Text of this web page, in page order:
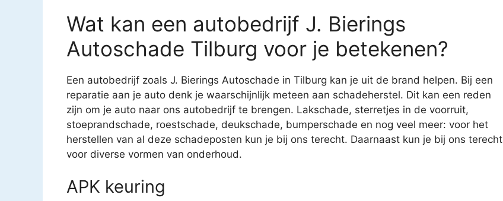
Wat kan een autobedrijf J. Bierings
Autoschade Tilburg voor je betekenen?
Een autobedrijf zoals J. Bierings Autoschade in Tilburg kan je uit de brand helpen. Bij een
reparatie aan je auto denk je waarschijnlijk meteen aan schadeherstel. Dit kan een reden
zijn om je auto naar ons autobedrijf te brengen. Lakschade, sterretjes in de voorruit,
stoeprandschade, roestschade, deukschade, bumperschade en nog veel meer: voor het
herstellen van al deze schadeposten kun je bij ons terecht. Daarnaast kun je bij ons terecht
voor diverse vormen van onderhoud.
APK keuring